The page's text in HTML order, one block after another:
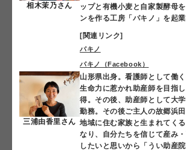
相木茉乃さん
ップと有機小麦と自家製酵母
ンを作る工房「パキノ」を起業
[関連リンク]
パキノ
パキノ（Facebook）
三浦由香里さん
山形県出身。看護師として働
生命力に惹かれ助産師を目指
得。その後、助産師として大
勤務。その後ご主人の故郷浜
地域に住む家族と生まれてく
なり、自分たちを信じて産み
したいと思いから「うい助産院